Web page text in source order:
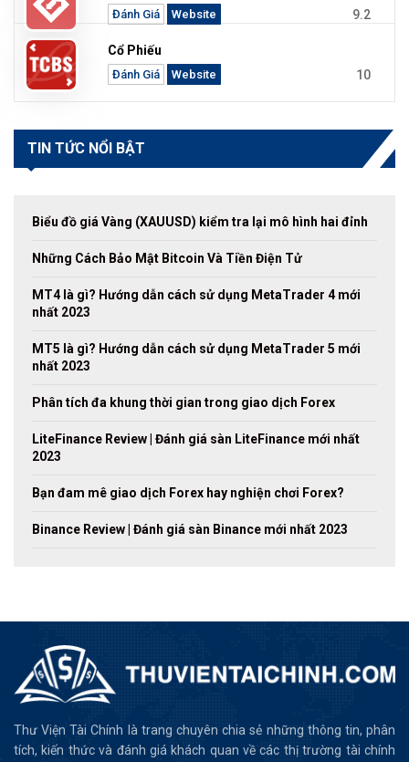
Đánh Giá Website 9.2
Cổ Phiếu
Đánh Giá Website 10
TIN TỨC NỔI BẬT
Biểu đồ giá Vàng (XAUUSD) kiểm tra lại mô hình hai đỉnh
Những Cách Bảo Mật Bitcoin Và Tiền Điện Tử
MT4 là gì? Hướng dẫn cách sử dụng MetaTrader 4 mới
nhất 2023
MT5 là gì? Hướng dẫn cách sử dụng MetaTrader 5 mới
nhất 2023
Phân tích đa khung thời gian trong giao dịch Forex
LiteFinance Review | Đánh giá sàn LiteFinance mới nhất
2023
Bạn đam mê giao dịch Forex hay nghiện chơi Forex?
Binance Review | Đánh giá sàn Binance mới nhất 2023
Thư Viện Tài Chính là trang chuyên chia sẻ những thông tin, phân
tích, kiến thức và đánh giá khách quan về các thị trường tài chính